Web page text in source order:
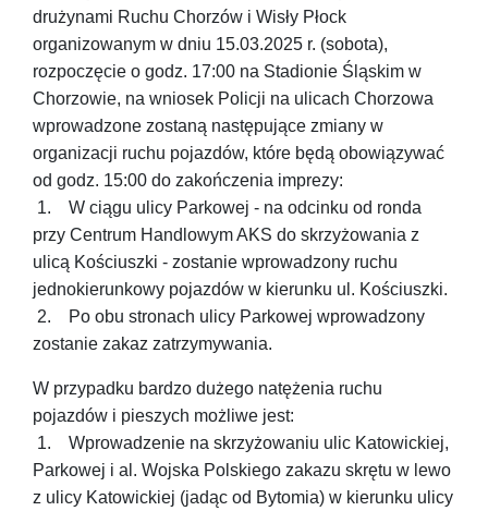
drużynami Ruchu Chorzów i Wisły Płock
organizowanym w dniu 15.03.2025 r. (sobota),
rozpoczęcie o godz. 17:00 na Stadionie Śląskim w
Chorzowie, na wniosek Policji na ulicach Chorzowa
wprowadzone zostaną następujące zmiany w
organizacji ruchu pojazdów, które będą obowiązywać
od godz. 15:00 do zakończenia imprezy:
1. W ciągu ulicy Parkowej - na odcinku od ronda
przy Centrum Handlowym AKS do skrzyżowania z
ulicą Kościuszki - zostanie wprowadzony ruchu
jednokierunkowy pojazdów w kierunku ul. Kościuszki.
2. Po obu stronach ulicy Parkowej wprowadzony
zostanie zakaz zatrzymywania.
W przypadku bardzo dużego natężenia ruchu
pojazdów i pieszych możliwe jest:
1. Wprowadzenie na skrzyżowaniu ulic Katowickiej,
Parkowej i al. Wojska Polskiego zakazu skrętu w lewo
z ulicy Katowickiej (jadąc od Bytomia) w kierunku ulicy